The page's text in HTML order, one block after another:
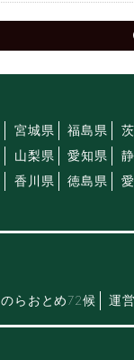
宮城県 福島県
山梨県 愛知県
香川県 徳島県
のらおとめ72候 運